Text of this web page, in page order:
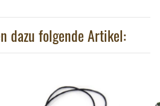
dazu folgende Artikel: